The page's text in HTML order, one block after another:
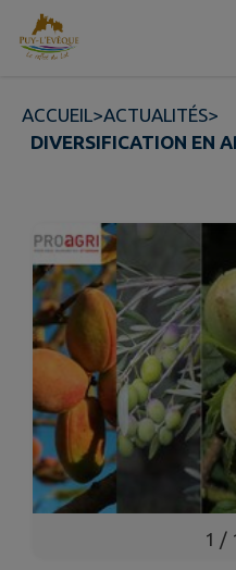
Contenu
ACCUEIL>ACTUALITÉS>
DIVERSIFICATION EN
1 /